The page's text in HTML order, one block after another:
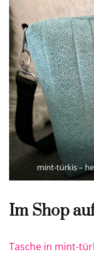
mint-türkis –
Im Shop
Tasche in mint-